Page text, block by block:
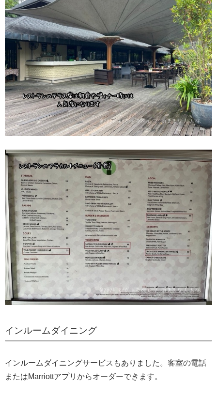
インルームダイニング
インルームダイニングサービスもありました。客室の電話
またはMarriottアプリからオーダーできます。